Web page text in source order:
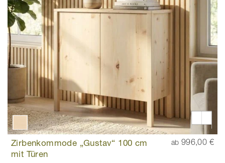
Zirbenkommode „Gustav“ 100 cm
mit Türen
ab 996,00 €